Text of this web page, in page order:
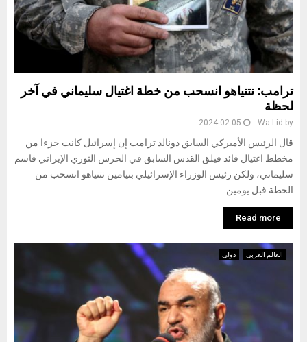
ترامب: نتنياهو انسحب من خطة اغتيال سليماني في آخر
لحظة
by
Wa Lid
2024-02-05
قال الرئيس الأميركي السابق دونالد ترامب إن إسرائيل كانت جزءا من
مخطط اغتيال قائد فيلق القدس السابق في الحرس الثوري الإيراني قاسم
سليماني، ولكن رئيس الوزراء الإسرائيلي بنيامين نتنياهو انسحب من
الخطة قبل يومين
Read more
العالم العربي دولي